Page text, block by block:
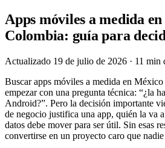
Apps móviles a medida
Colombia: guía para
Actualizado 19 de julio de 2026 · 11 min
Buscar apps móviles a medida en
empezar con una pregunta técnica: “¿la
Android?”. Pero la decisión importante
de negocio justifica una app, quién la va
datos debe mover para ser útil. Sin esas
convertirse en un proyecto caro que nadie